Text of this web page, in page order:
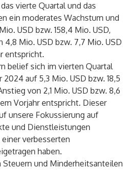
vierte Quartal und das
ein moderates Wachstum und
USD bzw. 158,4 Mio. USD,
Mio. USD bzw. 7,7 Mio. USD
entspricht.
belief sich im vierten Quartal
auf 5,3 Mio. USD bzw. 18,5
von 2,1 Mio. USD bzw. 8,6
Vorjahr entspricht. Dieser
unsere Fokussierung auf
und Dienstleistungen
verbesserten
haben.
und Minderheitsanteilen